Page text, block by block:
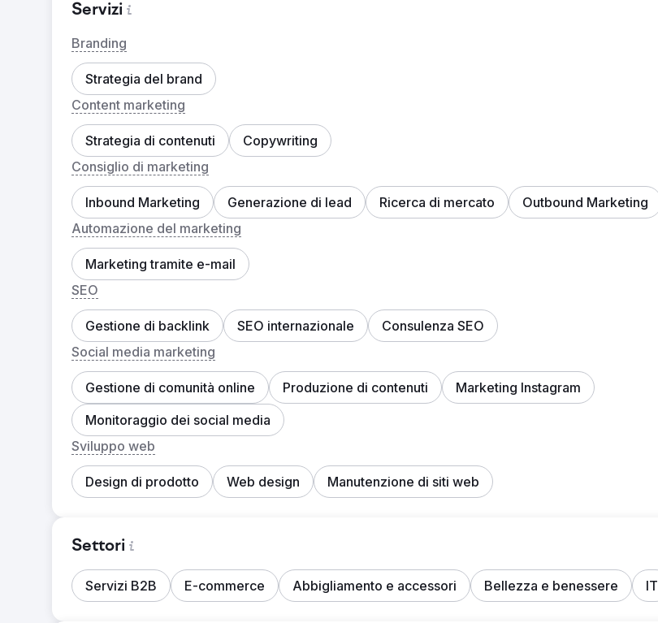
Servizi
Branding
Strategia del brand
Content marketing
Strategia di contenuti
Copywriting
Consiglio di marketing
Inbound Marketing Generazione di lead Ricerca di mercato
Outbound Marketing
Automazione del marketing
Marketing tramite e-mail
SEO
Gestione di backlink SEO internazionale
Consulenza SEO
Social media marketing
Gestione di comunità online Produzione di contenuti
Marketing Instagram
Monitoraggio dei social media
Sviluppo web
Design di prodotto Web design Manutenzione di siti web
Settori
Servizi B2B E-commerce Abbigliamento e accessori Bellezza e benessere IT